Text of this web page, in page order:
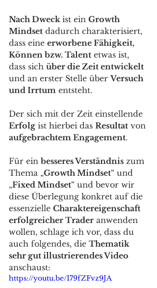
Nach Dweck ist ein Growth
Mindset dadurch charakterisiert,
dass eine erworbene Fähigkeit,
Können bzw. Talent etwas ist,
dass sich über die Zeit entwickelt
und an erster Stelle über Versuch
und Irrtum entsteht.
Der sich mit der Zeit einstellende
Erfolg ist hierbei das Resultat von
aufgebrachtem Engagement.
Für ein besseres Verständnis zum
Thema „Growth Mindset“ und
„Fixed Mindset“ und bevor wir
diese Überlegung konkret auf die
essenzielle Charaktereigenschaft
erfolgreicher Trader anwenden
wollen, schlage ich vor, dass du
auch folgendes, die Thematik
sehr gut illustrierendes Video
anschaust:
https://youtu.be/I79fZFvz9JA